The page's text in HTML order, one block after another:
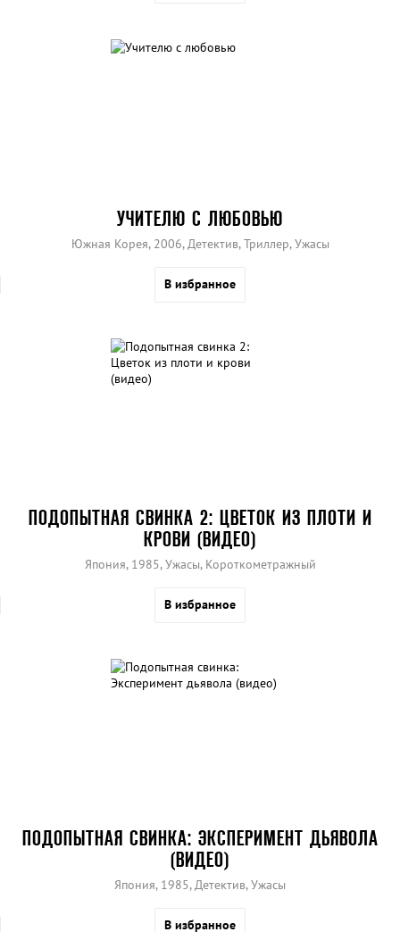
УЧИТЕЛЮ С ЛЮБОВЬЮ
Южная Корея, 2006, Детектив, Триллер, Ужасы
В избранное
ПОДОПЫТНАЯ СВИНКА 2: ЦВЕТОК ИЗ ПЛОТИ И
КРОВИ (ВИДЕО)
Япония, 1985, Ужасы, Короткометражный
В избранное
ПОДОПЫТНАЯ СВИНКА: ЭКСПЕРИМЕНТ ДЬЯВОЛА
(ВИДЕО)
Япония, 1985, Детектив, Ужасы
В избранное